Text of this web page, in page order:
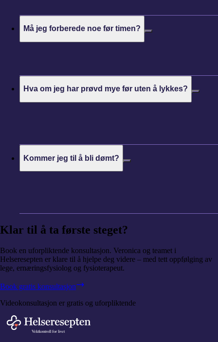
Må jeg forberede noe før timen?
Hva om jeg har prøvd mye før uten å lykkes?
Kommer jeg til å bli dømt?
Klar til å ta første steget?
Book en uforpliktende konsultasjon. Veronica og teamet i
Helseresepten er klare til å hjelpe deg videre – med tett oppfølging av
lege, ernæringsfysiolog og fysioterapeut.
Book gratis konsultasjon
Videokonsultasjon er gratis og uforpliktende